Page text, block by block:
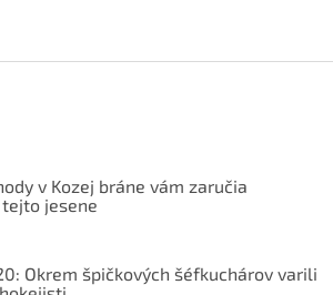
v Kozej bráne vám zaručia
jesene
Okrem špičkových šéfkuchárov varili